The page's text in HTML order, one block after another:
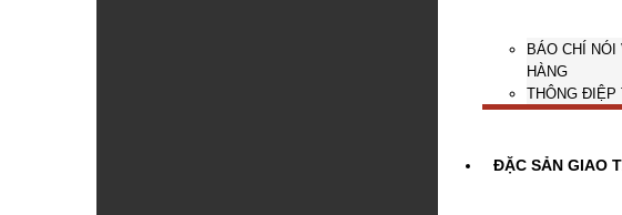
BÁO CHÍ NÓI
HÀNG
THÔNG ĐIỆP
ĐẶC SẢN GIAO